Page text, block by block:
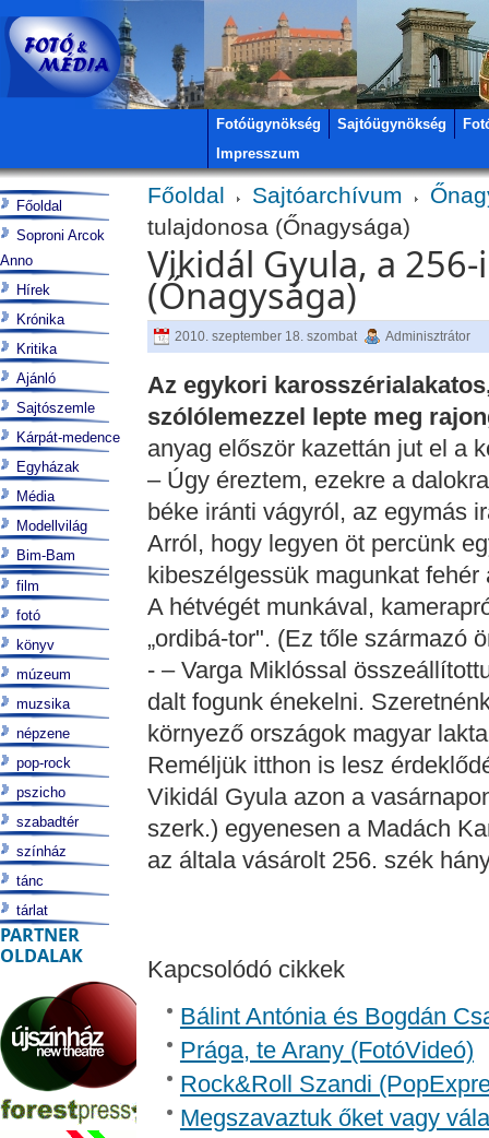
Fotóügynökség Sajtóügynökség
Impresszum
Főoldal Sajtóarchívum
tulajdonosa (Őnagysága)
Vikidál Gyula, a
(Őnagysága)
2010. szeptember 18. szombat Adminisztrátor
Az egykori
szólólemezzel lepte meg
anyag először kazettán jut el a
– Úgy éreztem, ezekre a
béke iránti vágyról, az egymás
Arról, hogy legyen öt percünk
kibeszélgessük magunkat fehér
A hétvégét munkával,
„ordibá-tor". (Ez tőle származó
- – Varga Miklóssal
dalt fogunk énekelni.
környező országok magyar
Reméljük itthon is lesz
Vikidál Gyula azon a
szerk.) egyenesen a Madách
az általa vásárolt 256. szék
Kapcsolódó cikkek
Bálint Antónia és Bogdán
Prága, te Arany (FotóVideó)
Rock&Roll Szandi
Megszavaztuk őket vagy
Főoldal
Soproni Arcok
Anno
Hírek
Krónika
Kritika
Ajánló
Sajtószemle
Kárpát-medence
Egyházak
Média
Modellvilág
Bim-Bam
film
fotó
könyv
múzeum
muzsika
népzene
pop-rock
pszicho
szabadtér
színház
tánc
tárlat
PARTNER
OLDALAK